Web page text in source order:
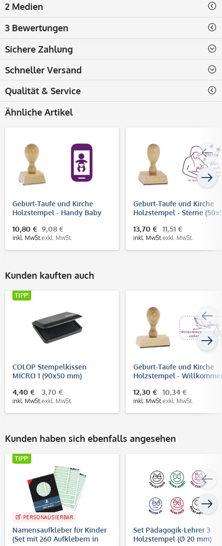
2 Medien
3 Bewertungen
Sichere Zahlung
Schneller Versand
Qualität & Service
Ähnliche Artikel
Geburt-Taufe und Kirche
Holzstempel - Handy Baby
10,80 €
inkl. MwSt.
9,08 €
exkl. MwSt.
Geburt-Taufe und Kirche
Holzstempel - Sterne
13,70 €
inkl. MwSt.
11,51 €
exkl. MwSt.
Kunden kauften auch
TIPP!
COLOP Stempelkissen
MICRO 1 (90x50 mm)
4,40 €
inkl. MwSt.
3,70 €
exkl. MwSt.
Geburt-Taufe und Kirche
Holzstempel -
12,30 €
inkl. MwSt.
10,34 €
exkl. MwSt.
Kunden haben sich ebenfalls angesehen
TIPP!
PERSONALISIERBAR
Namensaufkleber für Kinder
(Set mit 260 Aufklebern in
Set Pädagogik-Lehrer 3
Holzstempel (Ø 20 mm)